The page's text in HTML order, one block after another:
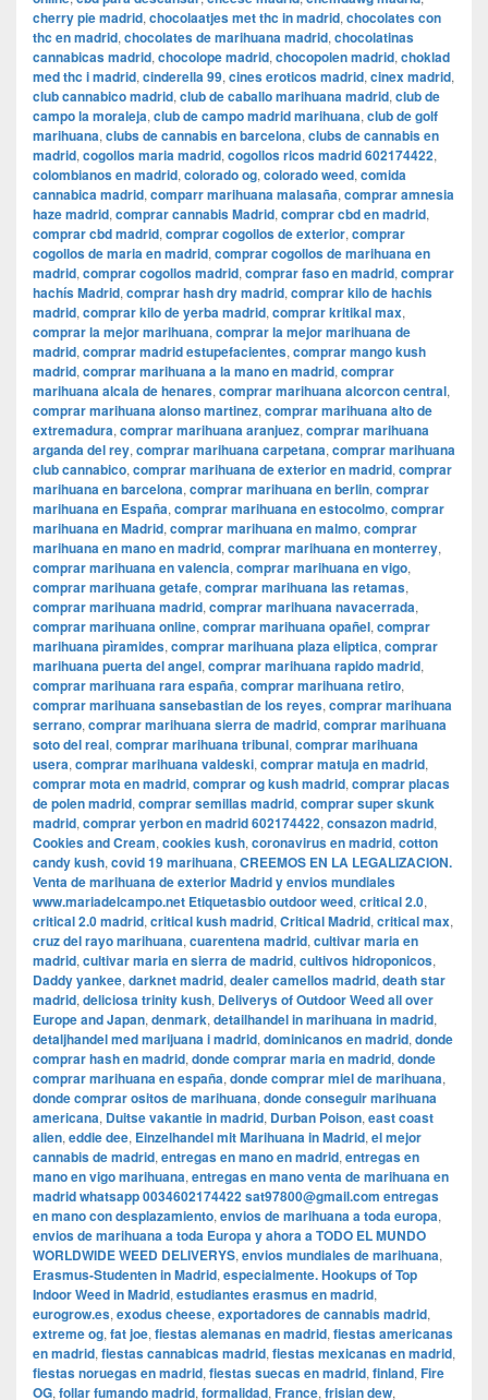
cherry pie madrid, chocolaatjes met thc in madrid, chocolates con
thc en madrid, chocolates de marihuana madrid, chocolatinas
cannabicas madrid, chocolope madrid, chocopolen madrid, choklad
med thc i madrid, cinderella 99, cines eroticos madrid, cinex madrid,
club cannabico madrid, club de caballo marihuana madrid, club de
campo la moraleja, club de campo madrid marihuana, club de golf
marihuana, clubs de cannabis en barcelona, clubs de cannabis en
madrid, cogollos maria madrid, cogollos ricos madrid 602174422,
colombianos en madrid, colorado og, colorado weed, comida
cannabica madrid, comparr marihuana malasaña, comprar amnesia
haze madrid, comprar cannabis Madrid, comprar cbd en madrid,
comprar cbd madrid, comprar cogollos de exterior, comprar
cogollos de maria en madrid, comprar cogollos de marihuana en
madrid, comprar cogollos madrid, comprar faso en madrid, comprar
hachís Madrid, comprar hash dry madrid, comprar kilo de hachis
madrid, comprar kilo de yerba madrid, comprar kritikal max,
comprar la mejor marihuana, comprar la mejor marihuana de
madrid, comprar madrid estupefacientes, comprar mango kush
madrid, comprar marihuana a la mano en madrid, comprar
marihuana alcala de henares, comprar marihuana alcorcon central,
comprar marihuana alonso martinez, comprar marihuana alto de
extremadura, comprar marihuana aranjuez, comprar marihuana
arganda del rey, comprar marihuana carpetana, comprar marihuana
club cannabico, comprar marihuana de exterior en madrid, comprar
marihuana en barcelona, comprar marihuana en berlin, comprar
marihuana en España, comprar marihuana en estocolmo, comprar
marihuana en Madrid, comprar marihuana en malmo, comprar
marihuana en mano en madrid, comprar marihuana en monterrey,
comprar marihuana en valencia, comprar marihuana en vigo,
comprar marihuana getafe, comprar marihuana las retamas,
comprar marihuana madrid, comprar marihuana navacerrada,
comprar marihuana online, comprar marihuana opañel, comprar
marihuana pìramides, comprar marihuana plaza eliptica, comprar
marihuana puerta del angel, comprar marihuana rapido madrid,
comprar marihuana rara españa, comprar marihuana retiro,
comprar marihuana sansebastian de los reyes, comprar marihuana
serrano, comprar marihuana sierra de madrid, comprar marihuana
soto del real, comprar marihuana tribunal, comprar marihuana
usera, comprar marihuana valdeski, comprar matuja en madrid,
comprar mota en madrid, comprar og kush madrid, comprar placas
de polen madrid, comprar semillas madrid, comprar super skunk
madrid, comprar yerbon en madrid 602174422, consazon madrid,
Cookies and Cream, cookies kush, coronavirus en madrid, cotton
candy kush, covid 19 marihuana, CREEMOS EN LA LEGALIZACION.
Venta de marihuana de exterior Madrid y envios mundiales
www.mariadelcampo.net Etiquetasbio outdoor weed, critical 2.0,
critical 2.0 madrid, critical kush madrid, Critical Madrid, critical max,
cruz del rayo marihuana, cuarentena madrid, cultivar maria en
madrid, cultivar maria en sierra de madrid, cultivos hidroponicos,
Daddy yankee, darknet madrid, dealer camellos madrid, death star
madrid, deliciosa trinity kush, Deliverys of Outdoor Weed all over
Europe and Japan, denmark, detailhandel in marihuana in madrid,
detaljhandel med marijuana i madrid, dominicanos en madrid, donde
comprar hash en madrid, donde comprar maria en madrid, donde
comprar marihuana en españa, donde comprar miel de marihuana,
donde comprar ositos de marihuana, donde conseguir marihuana
americana, Duitse vakantie in madrid, Durban Poison, east coast
alien, eddie dee, Einzelhandel mit Marihuana in Madrid, el mejor
cannabis de madrid, entregas en mano en madrid, entregas en
mano en vigo marihuana, entregas en mano venta de marihuana en
madrid whatsapp 0034602174422 sat97800@gmail.com entregas
en mano con desplazamiento, envios de marihuana a toda europa,
envios de marihuana a toda Europa y ahora a TODO EL MUNDO
WORLDWIDE WEED DELIVERYS, envios mundiales de marihuana,
Erasmus-Studenten in Madrid, especialmente. Hookups of Top
Indoor Weed in Madrid, estudiantes erasmus en madrid,
eurogrow.es, exodus cheese, exportadores de cannabis madrid,
extreme og, fat joe, fiestas alemanas en madrid, fiestas americanas
en madrid, fiestas cannabicas madrid, fiestas mexicanas en madrid,
fiestas noruegas en madrid, fiestas suecas en madrid, finland, Fire
OG, follar fumando madrid, formalidad, France, frisian dew,